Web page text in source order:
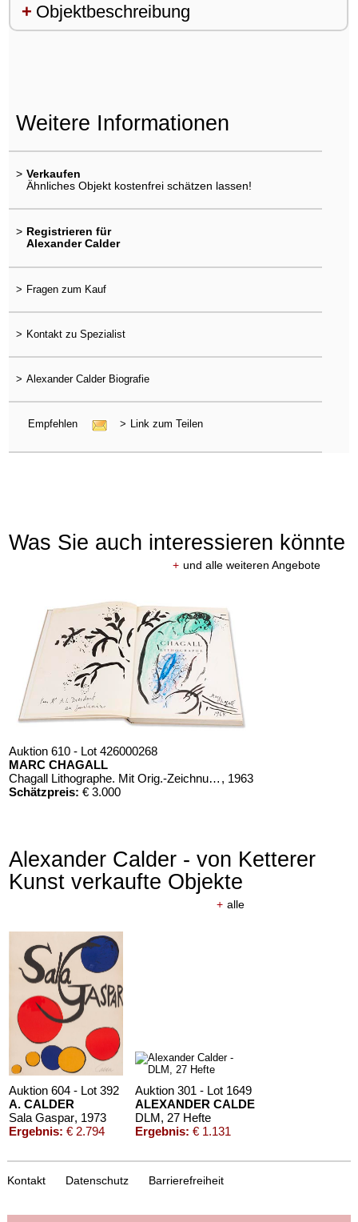
Objektbeschreibung
Weitere Informationen
> Verkaufen
Ähnliches Objekt kostenfrei schätzen lassen!
> Registrieren für
Alexander Calder
> Fragen zum Kauf
> Kontakt zu Spezialist
> Alexander Calder Biografie
Empfehlen > Link zum Teilen
Was Sie auch interessieren könnte
+ und alle weiteren Angebote
Auktion 610 - Lot 426000268
MARC CHAGALL
Chagall Lithographe. Mit Orig.-Zeichnung von Chagall , 1963
Schätzpreis: € 3.000
Alexander Calder - von Ketterer
Kunst verkaufte Objekte
+ alle
Auktion 604 - Lot 392
A. CALDER
Sala Gaspar, 1973
Ergebnis: € 2.794
Auktion 301 - Lot 1649
ALEXANDER CALDER
DLM, 27 Hefte
Ergebnis: € 1.131
Kontakt Datenschutz Barrierefreiheit